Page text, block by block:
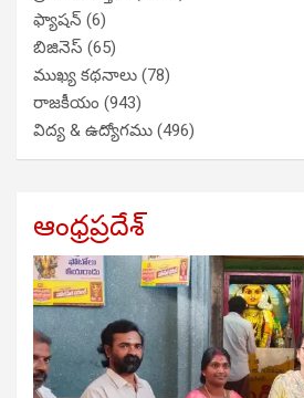
ఫ్యాషన్ (6)
బిజినెస్ (65)
ముఖ్య కథనాలు (78)
రాజకీయం (943)
విద్య & ఉద్యోగము (496)
ఆంధ్రప్రదేశ్